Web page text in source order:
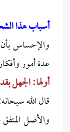
أسباب هذا
والإحساس
عدة أمور
أولها: الجهل
قال الله
والأصل